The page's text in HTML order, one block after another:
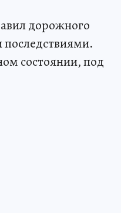
дорожного
состоянии, под